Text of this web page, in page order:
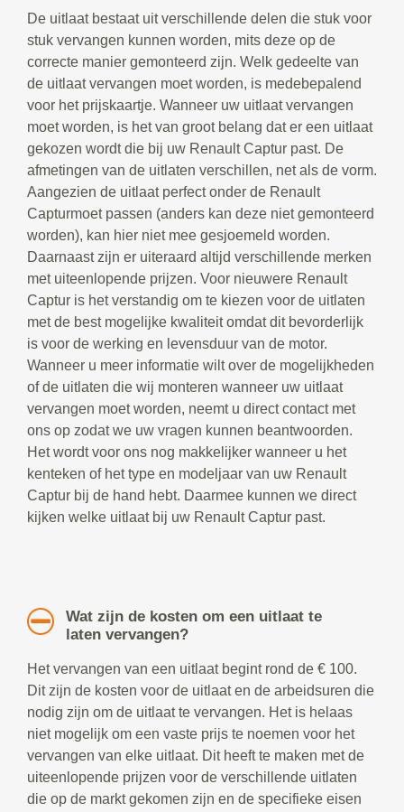
De uitlaat bestaat uit verschillende delen die stuk voor
stuk vervangen kunnen worden, mits deze op de
correcte manier gemonteerd zijn. Welk gedeelte van
de uitlaat vervangen moet worden, is medebepalend
voor het prijskaartje. Wanneer uw uitlaat vervangen
moet worden, is het van groot belang dat er een uitlaat
gekozen wordt die bij uw Renault Captur past. De
afmetingen van de uitlaten verschillen, net als de vorm.
Aangezien de uitlaat perfect onder de Renault
Capturmoet passen (anders kan deze niet gemonteerd
worden), kan hier niet mee gesjoemeld worden.
Daarnaast zijn er uiteraard altijd verschillende merken
met uiteenlopende prijzen. Voor nieuwere Renault
Captur is het verstandig om te kiezen voor de uitlaten
met de best mogelijke kwaliteit omdat dit bevorderlijk
is voor de werking en levensduur van de motor.
Wanneer u meer informatie wilt over de mogelijkheden
of de uitlaten die wij monteren wanneer uw uitlaat
vervangen moet worden, neemt u direct contact met
ons op zodat we uw vragen kunnen beantwoorden.
Het wordt voor ons nog makkelijker wanneer u het
kenteken of het type en modeljaar van uw Renault
Captur bij de hand hebt. Daarmee kunnen we direct
kijken welke uitlaat bij uw Renault Captur past.
Wat zijn de kosten om een uitlaat te
laten vervangen?
Het vervangen van een uitlaat begint rond de € 100.
Dit zijn de kosten voor de uitlaat en de arbeidsuren die
nodig zijn om de uitlaat te vervangen. Het is helaas
niet mogelijk om een vaste prijs te noemen voor het
vervangen van elke uitlaat. Dit heeft te maken met de
uiteenlopende prijzen voor de verschillende uitlaten
die op de markt gekomen zijn en de specifieke eisen